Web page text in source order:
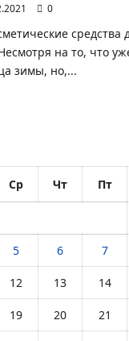
0
средства
на то, что
зимы, но,...
Ср Чт Пт
5 6 7
12 13 14
19 20 21